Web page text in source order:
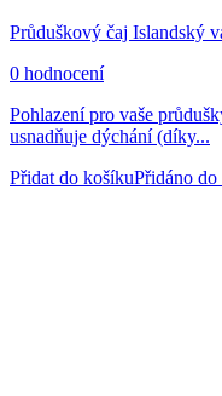
Průduškový čaj Islandský
0 hodnocení
Pohlazení pro vaše
usnadňuje dýchání (díky...
Přidat do košíkuPřidáno do